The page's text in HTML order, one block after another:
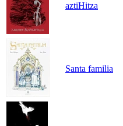
aztiHitza
Santa familia